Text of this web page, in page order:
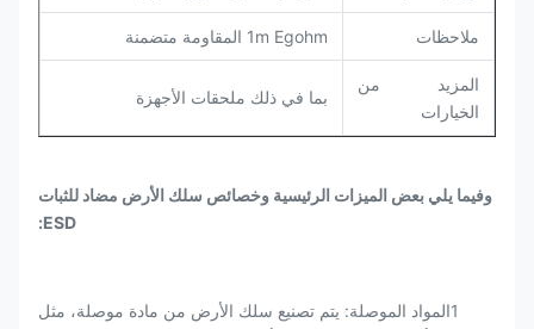
ملاحظات 1m Egohm المقاومة متضمنة
المزيد من
الخيارات
بما في ذلك ملحقات الأجهزة
وفيما يلي بعض الميزات الرئيسية وخصائص سلك الأرض مضاد للثبات
ESD:
1المواد الموصلة: يتم تصنيع سلك الأرض من مادة موصلة، مثل